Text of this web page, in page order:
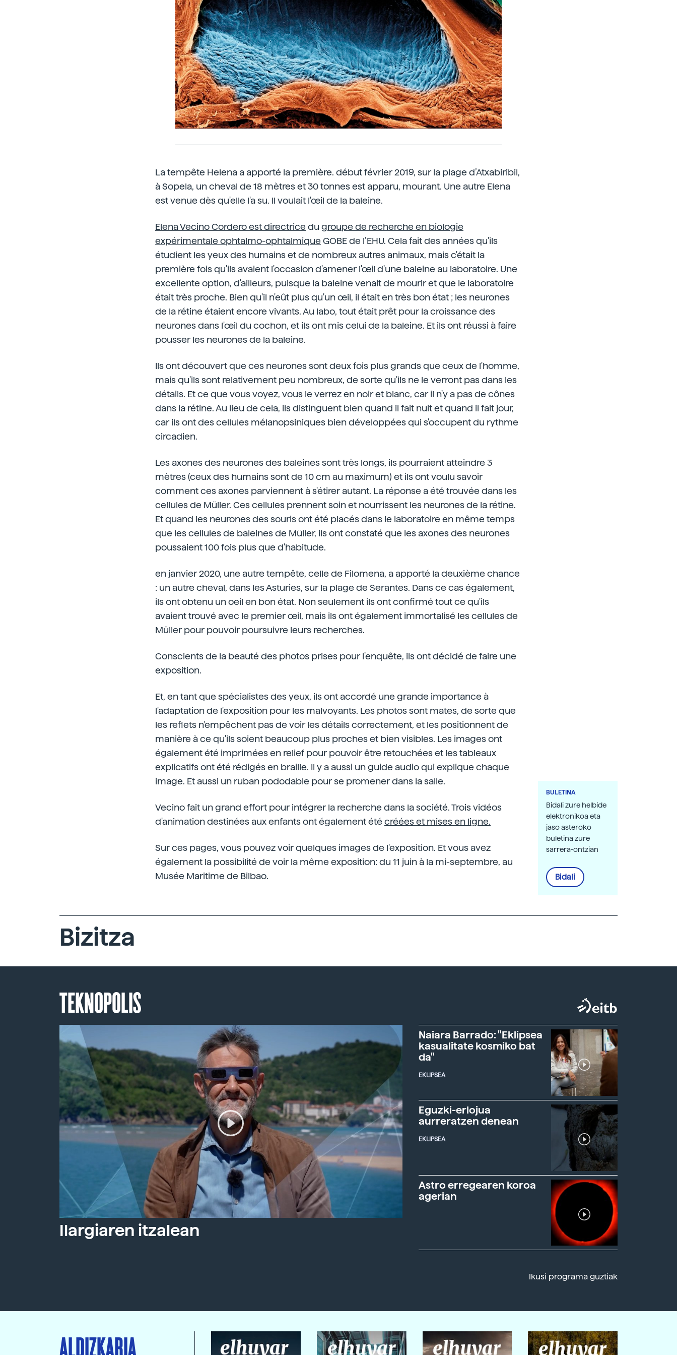
La tempête Helena a apporté la première. début février 2019, sur la plage d’Atxabiribil,
à Sopela, un cheval de 18 mètres et 30 tonnes est apparu, mourant. Une autre Elena
est venue dès qu'elle l'a su. Il voulait l'œil de la baleine.
Elena Vecino Cordero est directrice du groupe de recherche en biologie
expérimentale ophtalmo-ophtalmique GOBE de l’EHU. Cela fait des années qu'ils
étudient les yeux des humains et de nombreux autres animaux, mais c'était la
première fois qu'ils avaient l'occasion d'amener l'œil d'une baleine au laboratoire. Une
excellente option, d'ailleurs, puisque la baleine venait de mourir et que le laboratoire
était très proche. Bien qu'il n'eût plus qu'un œil, il était en très bon état ; les neurones
de la rétine étaient encore vivants. Au labo, tout était prêt pour la croissance des
neurones dans l'œil du cochon, et ils ont mis celui de la baleine. Et ils ont réussi à faire
pousser les neurones de la baleine.
Ils ont découvert que ces neurones sont deux fois plus grands que ceux de l'homme,
mais qu'ils sont relativement peu nombreux, de sorte qu'ils ne le verront pas dans les
détails. Et ce que vous voyez, vous le verrez en noir et blanc, car il n'y a pas de cônes
dans la rétine. Au lieu de cela, ils distinguent bien quand il fait nuit et quand il fait jour,
car ils ont des cellules mélanopsiniques bien développées qui s'occupent du rythme
circadien.
Les axones des neurones des baleines sont très longs, ils pourraient atteindre 3
mètres (ceux des humains sont de 10 cm au maximum) et ils ont voulu savoir
comment ces axones parviennent à s'étirer autant. La réponse a été trouvée dans les
cellules de Müller. Ces cellules prennent soin et nourrissent les neurones de la rétine.
Et quand les neurones des souris ont été placés dans le laboratoire en même temps
que les cellules de baleines de Müller, ils ont constaté que les axones des neurones
poussaient 100 fois plus que d'habitude.
en janvier 2020, une autre tempête, celle de Filomena, a apporté la deuxième chance
: un autre cheval, dans les Asturies, sur la plage de Serantes. Dans ce cas également,
ils ont obtenu un oeil en bon état. Non seulement ils ont confirmé tout ce qu'ils
avaient trouvé avec le premier œil, mais ils ont également immortalisé les cellules de
Müller pour pouvoir poursuivre leurs recherches.
Conscients de la beauté des photos prises pour l'enquête, ils ont décidé de faire une
exposition.
Et, en tant que spécialistes des yeux, ils ont accordé une grande importance à
l'adaptation de l'exposition pour les malvoyants. Les photos sont mates, de sorte que
les reflets n'empêchent pas de voir les détails correctement, et les positionnent de
manière à ce qu'ils soient beaucoup plus proches et bien visibles. Les images ont
également été imprimées en relief pour pouvoir être retouchées et les tableaux
explicatifs ont été rédigés en braille. Il y a aussi un guide audio qui explique chaque
image. Et aussi un ruban pododable pour se promener dans la salle.
Vecino fait un grand effort pour intégrer la recherche dans la société. Trois vidéos
d'animation destinées aux enfants ont également été créées et mises en ligne.
Sur ces pages, vous pouvez voir quelques images de l'exposition. Et vous avez
également la possibilité de voir la même exposition: du 11 juin à la mi-septembre, au
Musée Maritime de Bilbao.
BULETINA
Bidali zure helbide
elektronikoa eta
jaso asteroko
buletina zure
sarrera-ontzian
Bidali
Bizitza
TEKNOPOLIS
Ilargiaren itzalean
Naiara Barrado: "Eklipsea
kasualitate kosmiko bat
da"
EKLIPSEA
Eguzki-erlojua
aurreratzen denean
EKLIPSEA
Astro erregearen koroa
agerian
Ikusi programa guztiak
ALDIZKARIA